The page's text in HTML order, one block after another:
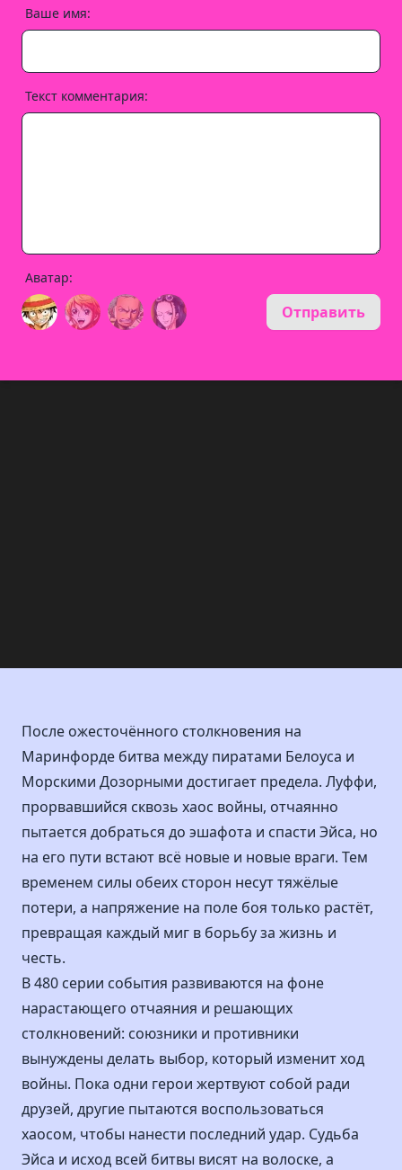
Ваше имя:
Текст комментария:
Аватар:
Отправить
После ожесточённого столкновения на
Маринфорде битва между пиратами Белоуса и
Морскими Дозорными достигает предела. Луффи,
прорвавшийся сквозь хаос войны, отчаянно
пытается добраться до эшафота и спасти Эйса, но
на его пути встают всё новые и новые враги. Тем
временем силы обеих сторон несут тяжёлые
потери, а напряжение на поле боя только растёт,
превращая каждый миг в борьбу за жизнь и
честь.
В 480 серии события развиваются на фоне
нарастающего отчаяния и решающих
столкновений: союзники и противники
вынуждены делать выбор, который изменит ход
войны. Пока одни герои жертвуют собой ради
друзей, другие пытаются воспользоваться
хаосом, чтобы нанести последний удар. Судьба
Эйса и исход всей битвы висят на волоске, а